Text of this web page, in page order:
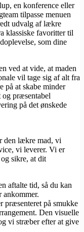
en konference eller
tilpasse menuen
udvalg af lækre
klassiske favoritter til
som dine
ved at vide, at maden
vil tage sig af alt fra
på at skabe minder
og præsentabel
på det ønskede
den lækre mad, vi
vi leverer. Vi er
sikre, at dit
aftalte tid, så du kan
ankommer.
præsenteret på smukke
Den visuelle
vi stræber efter at give